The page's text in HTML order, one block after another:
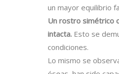
un mayor equilibrio
Un rostro simétrico
intacta. Esto se
condiciones.
Lo mismo se